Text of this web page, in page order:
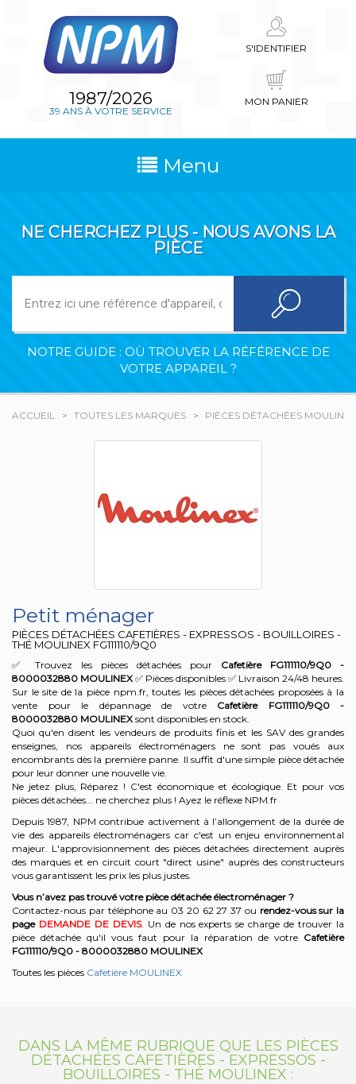
1987/2026
39 ANS À VOTRE SERVICE
S'IDENTIFIER
MON PANIER
Menu
NE CHERCHEZ PLUS - NOUS AVONS LA
PIÈCE
NOTRE GUIDE : OÙ TROUVER LA RÉFÉRENCE DE
VOTRE APPAREIL ?
ACCUEIL TOUTES LES MARQUES PIÈCES DÉTACHÉES MOULINEX
Petit ménager
PIÈCES DÉTACHÉES CAFETIÈRES - EXPRESSOS - BOUILLOIRES -
THÉ MOULINEX FG111110/9Q0
✅ Trouvez les pièces détachées pour Cafetière FG111110/9Q0 -
8000032880 MOULINEX✅ Pièces disponibles ✅ Livraison 24/48 heures.
Sur le site de la pièce npm.fr, toutes les pièces détachées proposées à la
vente pour le dépannage de votre Cafetière FG111110/9Q0 -
8000032880 MOULINEXsont disponibles en stock.
Quoi qu'en disent les vendeurs de produits finis et les SAV des grandes
enseignes, nos appareils électroménagers ne sont pas voués aux
encombrants dès la première panne. Il suffit d'une simple pièce détachée
pour leur donner une nouvelle vie.
Ne jetez plus, Réparez ! C'est économique et écologique. Et pour vos
pièces détachées... ne cherchez plus ! Ayez le réflexe NPM.fr
Depuis 1987, NPM contribue activement à l’allongement de la durée de
vie des appareils électroménagers car c'est un enjeu environnemental
majeur. L'approvisionnement des pièces détachées directement auprès
des marques et en circuit court "direct usine" auprès des constructeurs
vous garantissent les prix les plus justes.
Vous n’avez pas trouvé votre pièce détachée électroménager ?
Contactez-nous par téléphone au 03 20 62 27 37 ou rendez-vous sur la
page DEMANDE DE DEVIS. Un de nos experts se charge de trouver la
pièce détachée qu'il vous faut pour la réparation de votre Cafetière
FG111110/9Q0 - 8000032880 MOULINEX
Toutes les pièces Cafetière MOULINEX
DANS LA MÊME RUBRIQUE QUE LES PIÈCES
DÉTACHÉES CAFETIÈRES - EXPRESSOS -
BOUILLOIRES - THÉ MOULINEX :